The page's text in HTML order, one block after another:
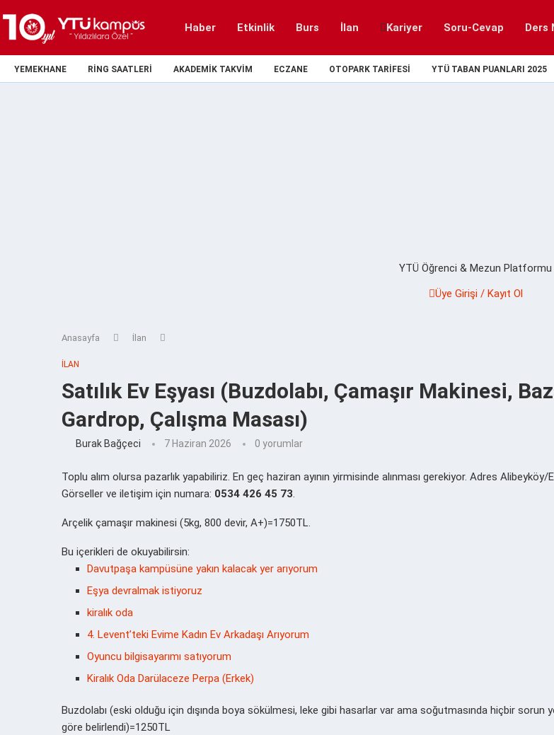
Haber Etkinlik Burs İlan Kariyer Soru-Cevap Ders
YEMEKHANE RING SAATLERI AKADEMIK TAKVIM ECZANE OTOPARK TARIFESI YTÜ TABAN PUANLARI 2025
YTÜ Öğrenci & Mezun Platformu
Üye Girişi / Kayıt Ol
Anasayfa İlan
İLAN
Satılık Ev Eşyası (Buzdolabı, Çamaşır Makinesi,
Gardrop, Çalışma Masası)
Burak Bağçeci 7 Haziran 2026 0 yorumlar
Toplu alım olursa pazarlık yapabiliriz. En geç haziran ayının yirmisinde alınması gerekiyor. Adres Alibeyköy/
Görseller ve iletişim için numara: 0534 426 45 73.
Arçelik çamaşır makinesi (5kg, 800 devir, A+)=1750TL.
Bu içerikleri de okuyabilirsin:
Davutpaşa kampüsüne yakın kalacak yer arıyorum
Eşya devralmak istiyoruz
kiralık oda
4. Levent’teki Evime Kadın Ev Arkadaşı Arıyorum
Oyuncu bilgisayarımı satıyorum
Kiralık Oda Darülaceze Perpa (Erkek)
Buzdolabı (eski olduğu için dışında boya sökülmesi, leke gibi hasarlar var ama soğutmasında hiçbir sorun
göre belirlendi)=1250TL